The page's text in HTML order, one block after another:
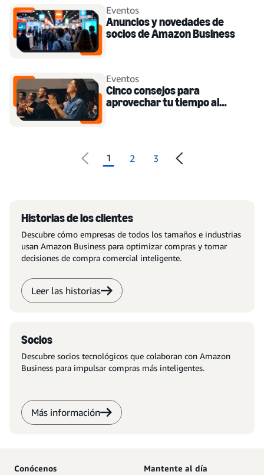
Eventos
Anuncios y novedades de
socios de Amazon Business
Eventos
Cinco consejos para
aprovechar tu tiempo al
1 2 3
Historias de los clientes
Descubre cómo empresas de todos los tamaños e industrias
usan Amazon Business para optimizar compras y tomar
decisiones de compra comercial inteligente.
Leer las historias
Socios
Descubre socios tecnológicos que colaboran con Amazon
Business para impulsar compras más inteligentes.
Más información
Conócenos
Mantente al día